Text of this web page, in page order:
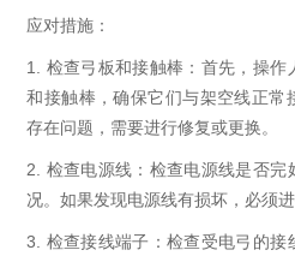
应对措施：
1. 检查弓板和接触棒：首先，操作
和接触棒，确保它们与架空线正常
存在问题，需要进行修复或更换。
2. 检查电源线：检查电源线是否
况。如果发现电源线有损坏，必须进
3. 检查接线端子：检查受电弓的